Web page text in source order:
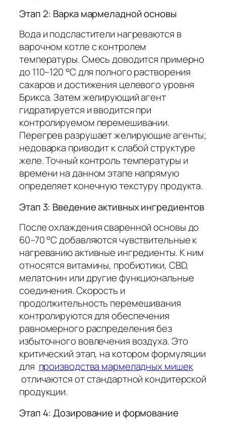
Этап 2: Варка мармеладной основы
Вода и подсластители нагреваются в
варочном котле с контролем
температуры. Смесь доводится примерно
до 110–120 °C для полного растворения
сахаров и достижения целевого уровня
Брикса. Затем желирующий агент
гидратируется и вводится при
контролируемом перемешивании.
Перегрев разрушает желирующие агенты;
недоварка приводит к слабой структуре
желе. Точный контроль температуры и
времени на данном этапе напрямую
определяет конечную текстуру продукта.
Этап 3: Введение активных ингредиентов
После охлаждения сваренной основы до
60–70 °C добавляются чувствительные к
нагреванию активные ингредиенты. К ним
относятся витамины, пробиотики, CBD,
мелатонин или другие функциональные
соединения. Скорость и
продолжительность перемешивания
контролируются для обеспечения
равномерного распределения без
избыточного вовлечения воздуха. Это
критический этап, на котором формуляции
для производства мармеладных мишек
отличаются от стандартной кондитерской
продукции.
Этап 4: Дозирование и формование